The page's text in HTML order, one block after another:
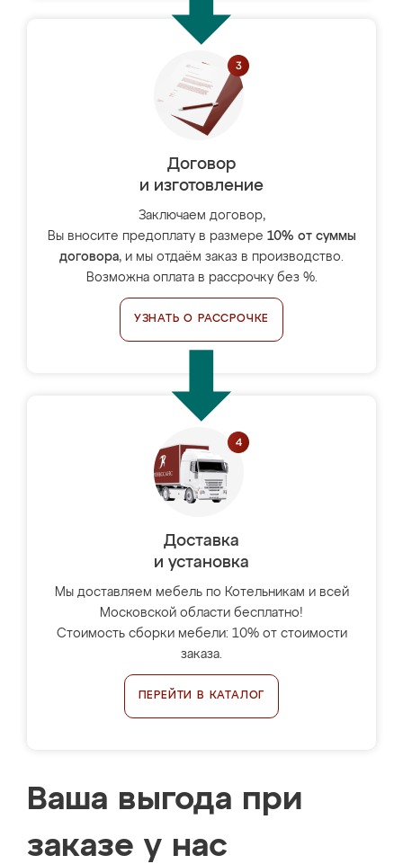
Договор
и изготовление
Заключаем договор,
Вы вносите предоплату в размере 10% от суммы
договора, и мы отдаём заказ в производство.
Возможна оплата в рассрочку без %.
УЗНАТЬ О РАССРОЧКЕ
Доставка
и установка
Мы доставляем мебель по Котельникам и всей
Московской области бесплатно!
Стоимость сборки мебели: 10% от стоимости
заказа.
ПЕРЕЙТИ В КАТАЛОГ
Ваша выгода при
заказе у нас